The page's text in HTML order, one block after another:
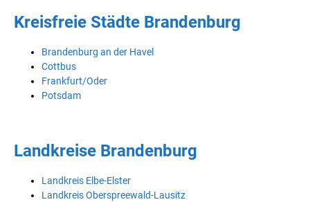
Kreisfreie Städte Brandenburg
Brandenburg an der Havel
Cottbus
Frankfurt/Oder
Potsdam
Landkreise Brandenburg
Landkreis Elbe-Elster
Landkreis Oberspreewald-Lausitz